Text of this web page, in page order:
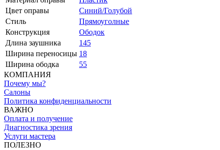
Цвет оправы
Синий/Голубой
Стиль
Прямоуголные
Конструкция
Ободок
Длина заушника
145
Ширина переносицы 18
Ширина ободка
55
КОМПАНИЯ
Почему мы?
Салоны
Политика конфиденциальности
ВАЖНО
Оплата и получение
Диагностика зрения
Услуги мастера
ПОЛЕЗНО